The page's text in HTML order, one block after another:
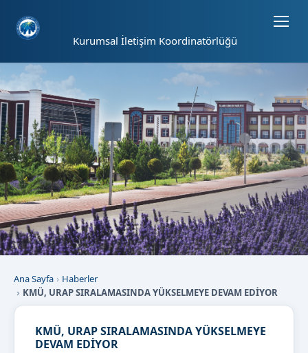
Kurumsal İletişim Koordinatörlüğü
Ana Sayfa
Haberler
KMÜ, URAP SIRALAMASINDA YÜKSELMEYE DEVAM EDİYOR
KMÜ, URAP SIRALAMASINDA YÜKSELMEYE
DEVAM EDİYOR